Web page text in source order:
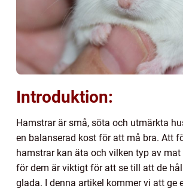
Introduktion:
Hamstrar är små, söta och utmärkta
en balanserad kost för att må bra. Att
hamstrar kan äta och vilken typ av
för dem är viktigt för att se till att de
glada. I denna artikel kommer vi att ge